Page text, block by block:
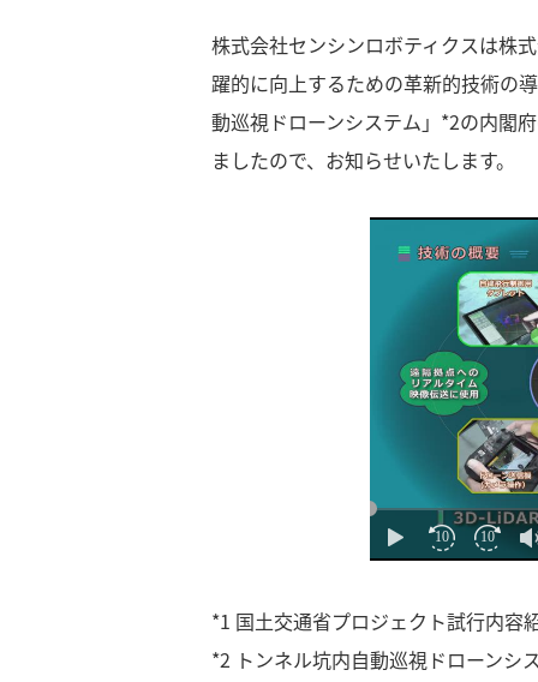
株式会社センシンロボティクスは株
躍的に向上するための革新的技術の
動巡視ドローンシステム」*2の内閣
ましたので、お知らせいたします。
*1 国土交通省プロジェクト試行内容
*2 トンネル坑内自動巡視ドローンシ